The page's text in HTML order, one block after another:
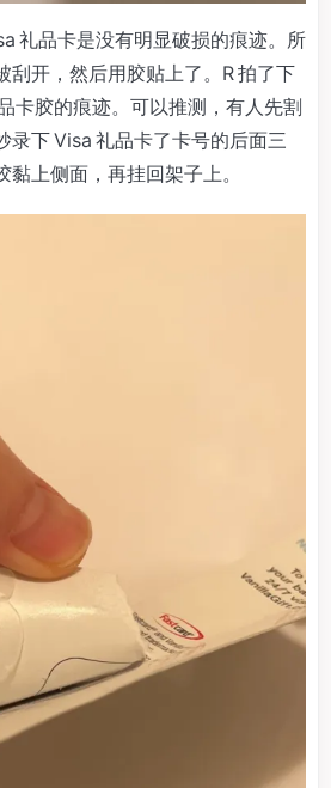
礼品卡是没有明显破损的痕迹。所
刮开，然后用胶贴上了。R 拍了下
卡胶的痕迹。可以推测，有人先割
录下 Visa 礼品卡了卡号的后面三
上侧面，再挂回架子上。